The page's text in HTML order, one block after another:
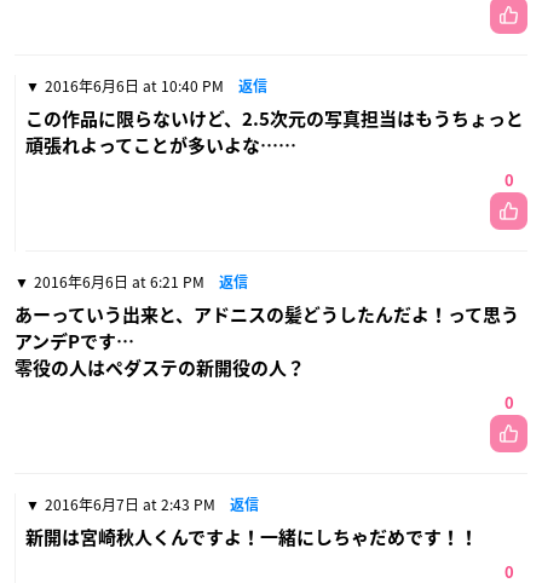
2016年6月6日 at 10:40 PM 返信
この作品に限らないけど、2.5次元の写真担当はもうちょっと
頑張れよってことが多いよな……
0
2016年6月6日 at 6:21 PM 返信
あーっていう出来と、アドニスの髪どうしたんだよ！って思う
アンデPです…
零役の人はペダステの新開役の人？
0
2016年6月7日 at 2:43 PM 返信
新開は宮崎秋人くんですよ！一緒にしちゃだめです！！
0